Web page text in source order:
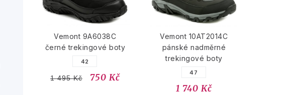
Vemont 9A6038C
černé trekingové boty
42
1 495 Kč 750 Kč
Vemont 10AT2014C
pánské nadměrné
trekingové boty
47
1 740 Kč